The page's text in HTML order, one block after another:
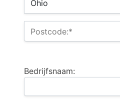
Postcode:*
Bedrijfsnaam: